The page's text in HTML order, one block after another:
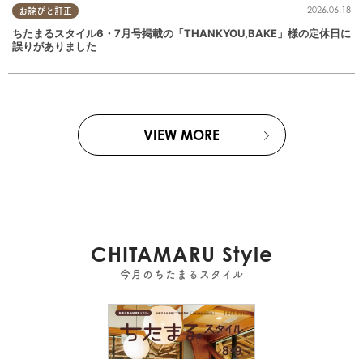
お詫びと訂正 2026.06.18
ちたまるスタイル6・7月号掲載の「THANKYOU,BAKE」様の定休日に
誤りがありました
VIEW MORE
CHITAMARU Style
今月のちたまるスタイル